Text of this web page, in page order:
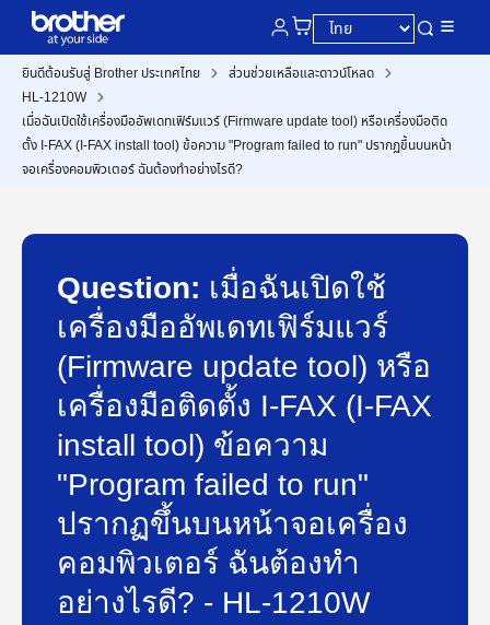
ยินดีต้อนรับสู่ Brother ประเทศไทย
ส่วนช่วยเหลือและดาวน์โหลด
HL-1210W
เมื่อฉันเปิดใช้เครื่องมืออัพเดทเฟิร์มแวร์ (Firmware update tool) หรือเครื่องมือติด
ตั้ง I-FAX (I-FAX install tool) ข้อความ "Program failed to run" ปรากฏขึ้นบนหน้า
จอเครื่องคอมพิวเตอร์ ฉันต้องทำอย่างไรดี?
Question: เมื่อฉันเปิดใช้
เครื่องมืออัพเดทเฟิร์มแวร์
(Firmware update tool) หรือ
เครื่องมือติดตั้ง I-FAX (I-FAX
install tool) ข้อความ
"Program failed to run"
ปรากฏขึ้นบนหน้าจอเครื่อง
คอมพิวเตอร์ ฉันต้องทำ
อย่างไรดี? - HL-1210W